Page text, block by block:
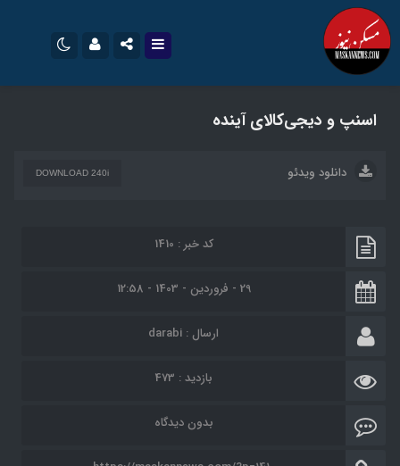
آپارات
رمز عبور
مرا به خاطر بسپار
اسنپ و دیجی‌کالای آینده
دانلود ویدئو DOWNLOAD 240i
کد خبر : 1410
29 - فروردین - 1403 - 12:58
ارسال : darabi
بازدید : 473
بدون دیدگاه